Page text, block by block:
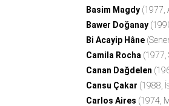
Basim Magdy (1977,
Bawer Doğanay
Bi Acayip Hâne
Camila Rocha (1977,
Canan Dağdelen
Cansu Çakar (1988,
Carlos Aires (1974,